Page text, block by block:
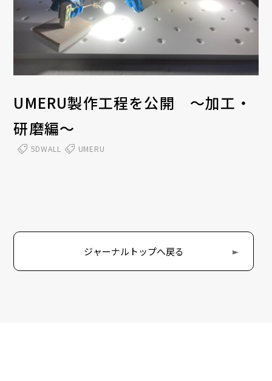
UMERU製作工程を公開 ～加工・
研磨編～
5DWALL UMERU
ジャーナルトップへ戻る